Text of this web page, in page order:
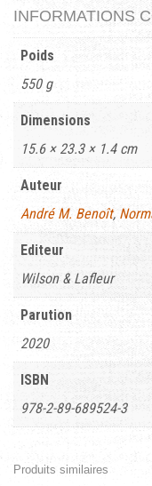
INFORMATIONS
Poids
550 g
Dimensions
15.6 × 23.3 × 1.4 cm
Auteur
André M. Benoît,
Editeur
Wilson & Lafleur
Parution
2020
ISBN
978-2-89-689524-3
Produits similaires